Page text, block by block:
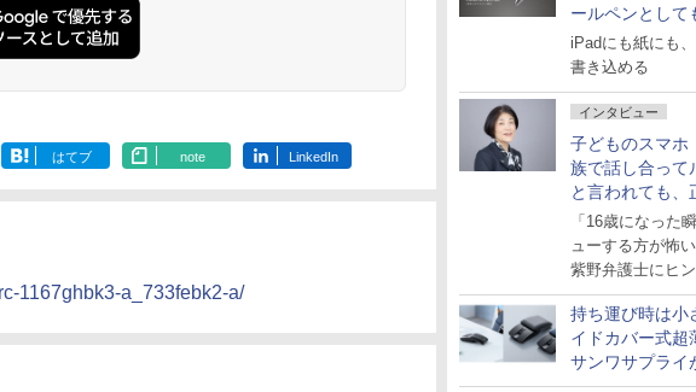
ールペンとして
タイラスツーウ
iPadにも紙にも
書き込める
インタビュー
子どものスマホ
族で話し合って
と言われても、
いですか？
「16歳になった
ューする方が怖
紫野弁護士にヒン
持ち運び時は小
イドカバー式超
サンワサプライ
はてブ note LinkedIn
1167ghbk3-a_733febk2-a/